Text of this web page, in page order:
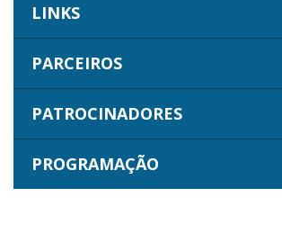
LINKS
PARCEIROS
PATROCINADORES
PROGRAMAÇÃO